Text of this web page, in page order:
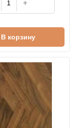
В корзину